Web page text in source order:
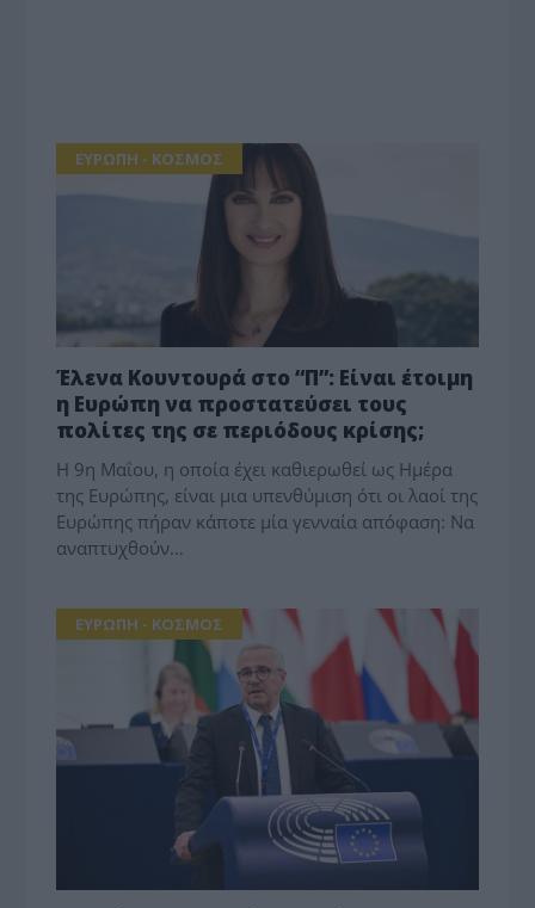
ΕΥΡΩΠΗ - ΚΟΣΜΟΣ
Έλενα Κουντουρά στο “Π”: Είναι έτοιμη
η Ευρώπη να προστατεύσει τους
πολίτες της σε περιόδους κρίσης;
Η 9η Μαΐου, η οποία έχει καθιερωθεί ως Ημέρα
της Ευρώπης, είναι μια υπενθύμιση ότι οι λαοί της
Ευρώπης πήραν κάποτε μία γενναία απόφαση: Να
αναπτυχθούν…
ΕΥΡΩΠΗ - ΚΟΣΜΟΣ